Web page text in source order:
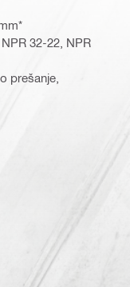
32-22, NPR
prešanje,